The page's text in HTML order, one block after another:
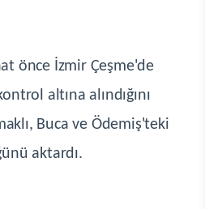
önce İzmir Çeşme'de
altına alındığını
Buca ve Ödemiş'teki
aktardı.